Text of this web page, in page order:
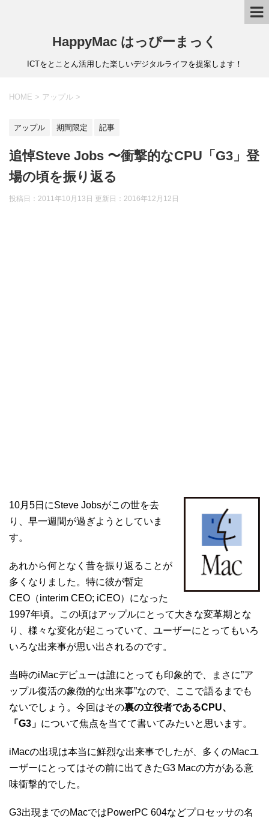
HappyMac はっぴーまっく
ICTをとことん活用した楽しいデジタルライフを提案します！
HOME > アップル >
アップル 期間限定 記事
追悼Steve Jobs 〜衝撃的なCPU「G3」登
場の頃を振り返る
投稿日：2011年10月13日 更新日： 2016年12月12日
10月5日にSteve Jobsがこの世を去
り、早一週間が過ぎようとしていま
す。
あれから何となく昔を振り返ることが
多くなりました。特に彼が暫定
CEO（interim CEO; iCEO）になった
1997年頃。この頃はアップルにとって大きな変革期とな
り、様々な変化が起こっていて、ユーザーにとってもいろ
いろな出来事が思い出されるのです。
当時のiMacデビューは誰にとっても印象的で、まさに”ア
ップル復活の象徴的な出来事”なので、ここで語るまでも
ないでしょう。今回はその裏の立役者であるCPU、
「G3」 について焦点を当てて書いてみたいと思います。
iMacの出現は本当に鮮烈な出来事でしたが、多くのMacユ
ーザーにとってはその前に出てきたG3 Macの方がある意
味衝撃的でした。
G3出現までのMacではPowerPC 604などプロセッサの名